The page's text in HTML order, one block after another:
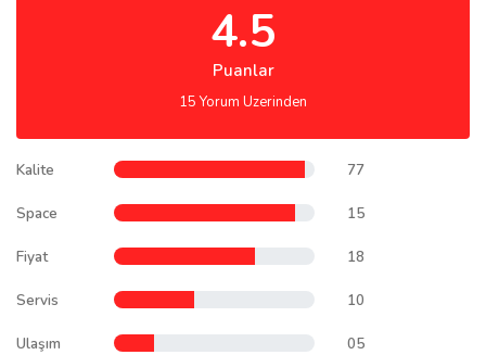
4.5
Puanlar
15 Yorum Uzerinden
Kalite 77
Space 15
Fiyat 18
Servis 10
Ulaşım 05